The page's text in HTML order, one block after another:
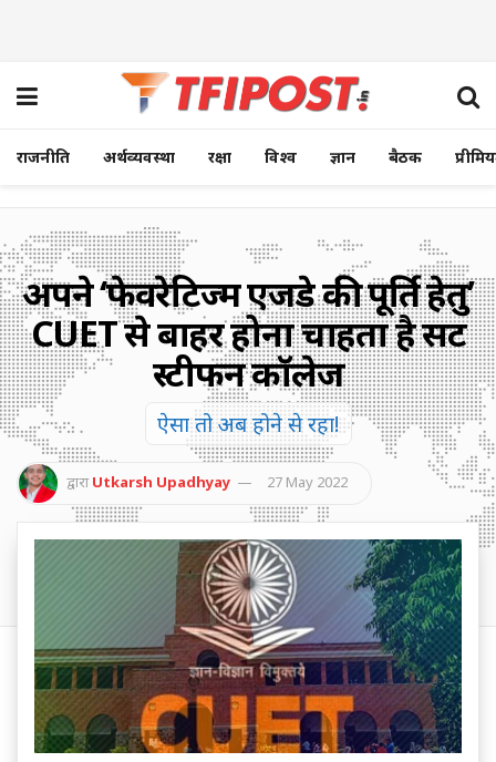
राजनीति अर्थव्यवस्था रक्षा विश्व ज्ञान बैठक
अपने ‘फेवरेटिज्म एजेंडे की पूर्ति हेतु’
CUET से बाहर होना चाहता है सेंट
स्टीफन कॉलेज
ऐसा तो अब होने से रहा!
द्वारा Utkarsh Upadhyay 27 May 2022